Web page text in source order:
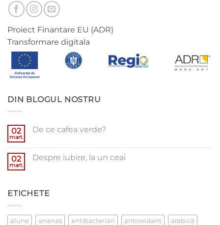
Proiect Finantare EU (ADR)
Transformare digitala
DIN BLOGUL NOSTRU
02
mart.
De ce cafea verde?
De
02
mart.
Despre iubire, la un ceai
iubire,
ETICHETE
alune ananas antibacterian antioxidant arabică